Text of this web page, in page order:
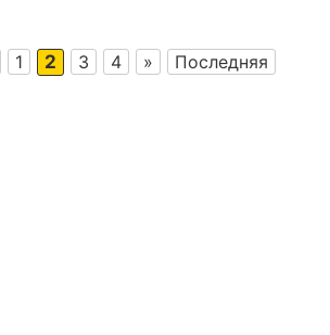
1 2 3 4 » Последняя